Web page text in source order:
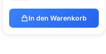
In den Warenkorb